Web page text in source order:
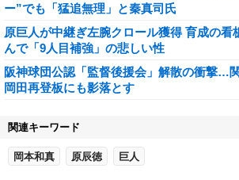
ー”でも「猛追無理」と秦真司氏
原巨人が中継ぎ左腕クロール獲得 育成の看
んで「9人目補強」の悲しい性
阪神球団公認「監督後援会」解散の衝撃…
岡田再登板にも影落とす
関連キーワード
岡本和真 原辰徳 巨人